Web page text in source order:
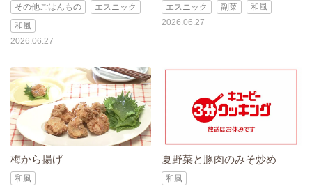
その他ごはんもの
エスニック
和風
2026.06.27
エスニック 副菜
和風
2026.06.27
梅から揚げ
和風
夏野菜と豚肉のみそ炒め
和風